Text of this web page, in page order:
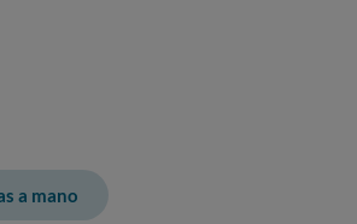
a mano